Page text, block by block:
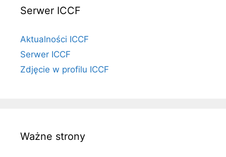
Serwer ICCF
Aktualności ICCF
Serwer ICCF
Zdjęcie w profilu ICCF
Ważne strony